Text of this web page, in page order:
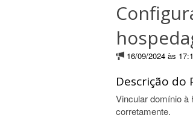
16/09/2024 às
Descrição do
Vincular domínio à
corretamente.